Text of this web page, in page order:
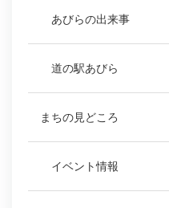
あびらの出来事
道の駅あびら
まちの見どころ
イベント情報